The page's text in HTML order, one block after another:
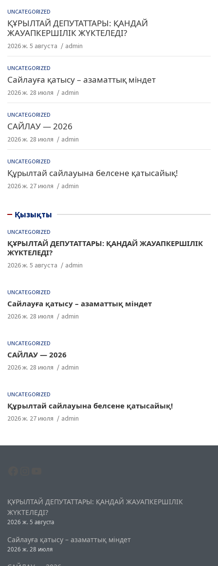
UNCATEGORIZED
ҚҰРЫЛТАЙ ДЕПУТАТТАРЫ: ҚАНДАЙ
ЖАУАПКЕРШІЛІК ЖҮКТЕЛЕДІ?
2026 ж. 5 августа admin
UNCATEGORIZED
Сайлауға қатысу – азаматтық міндет
2026 ж. 28 июля admin
UNCATEGORIZED
САЙЛАУ — 2026
2026 ж. 28 июля admin
UNCATEGORIZED
Құрылтай сайлауына белсене қатысайық!
2026 ж. 27 июля admin
Қызықты
UNCATEGORIZED
ҚҰРЫЛТАЙ ДЕПУТАТТАРЫ: ҚАНДАЙ ЖАУАПКЕРШІЛІК
ЖҮКТЕЛЕДІ?
2026 ж. 5 августа admin
UNCATEGORIZED
Сайлауға қатысу – азаматтық міндет
2026 ж. 28 июля admin
UNCATEGORIZED
САЙЛАУ — 2026
2026 ж. 28 июля admin
UNCATEGORIZED
Құрылтай сайлауына белсене қатысайық!
2026 ж. 27 июля admin
ҚҰРЫЛТАЙ ДЕПУТАТТАРЫ: ҚАНДАЙ ЖАУАПКЕРШІЛІК
ЖҮКТЕЛЕДІ?
2026 ж. 5 августа
Сайлауға қатысу – азаматтық міндет
2026 ж. 28 июля